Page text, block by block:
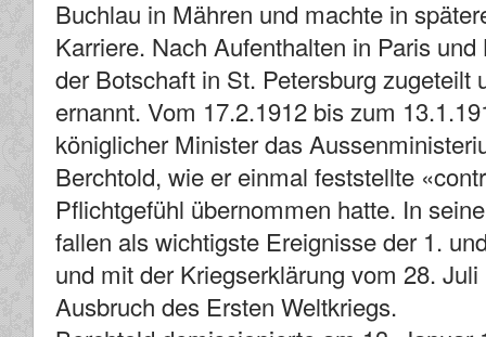
Buchlau in Mähren und machte in
Karriere. Nach Aufenthalten in Paris
der Botschaft in St. Petersburg zugeteilt
ernannt. Vom 17.2.1912 bis zum
königlicher Minister das
Berchtold, wie er einmal feststellte
Pflichtgefühl übernommen hatte. In
fallen als wichtigste Ereignisse der 1.
und mit der Kriegserklärung vom 28.
Ausbruch des Ersten Weltkriegs.